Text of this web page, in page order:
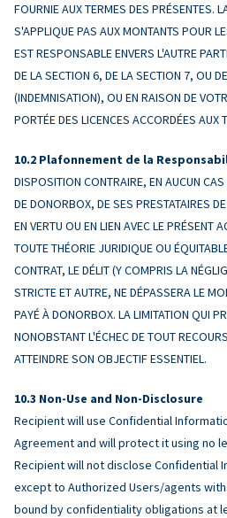
FOURNIE AUX TERMES DES PRÉSENTES.
S'APPLIQUE PAS AUX MONTANTS POUR
EST RESPONSABLE ENVERS L'AUTRE
DE LA SECTION 6, DE LA SECTION 7, OU
(INDEMNISATION), OU EN RAISON DE
PORTÉE DES LICENCES ACCORDÉES AUX
Plafonnement de la
DISPOSITION CONTRAIRE, EN AUCUN
DE DONORBOX, DE SES PRESTATAIRES
EN VERTU OU EN LIEN AVEC LE PRÉSENT
TOUTE THÉORIE JURIDIQUE OU
CONTRAT, LE DÉLIT (Y COMPRIS LA
STRICTE ET AUTRE, NE DÉPASSERA LE
PAYÉ À DONORBOX. LA LIMITATION QUI
NONOBSTANT L'ÉCHEC DE TOUT
ATTEINDRE SON OBJECTIF ESSENTIEL.
Non-Use and Non-Disclosure
Recipient will use Confidential
Agreement and will protect it using no
Recipient will not disclose Confidential
except to Authorized Users/agents
bound by confidentiality obligations at